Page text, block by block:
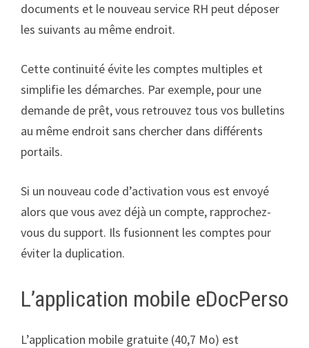
documents et le nouveau service RH peut déposer
les suivants au même endroit.
Cette continuité évite les comptes multiples et
simplifie les démarches. Par exemple, pour une
demande de prêt, vous retrouvez tous vos bulletins
au même endroit sans chercher dans différents
portails.
Si un nouveau code d’activation vous est envoyé
alors que vous avez déjà un compte, rapprochez-
vous du support. Ils fusionnent les comptes pour
éviter la duplication.
L’application mobile eDocPerso
L’application mobile gratuite (40,7 Mo) est